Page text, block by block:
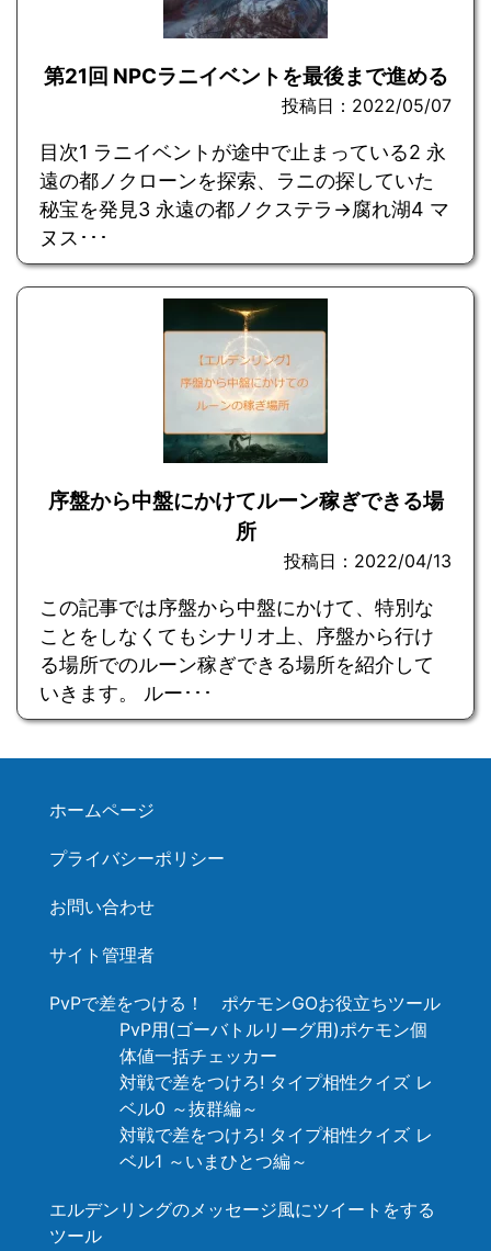
第21回 NPCラニイベントを最後まで進める
投稿日：2022/05/07
目次1 ラニイベントが途中で止まっている2 永
遠の都ノクローンを探索、ラニの探していた
秘宝を発見3 永遠の都ノクステラ→腐れ湖4 マ
ヌス･･･
序盤から中盤にかけてルーン稼ぎできる場
所
投稿日：2022/04/13
この記事では序盤から中盤にかけて、特別な
ことをしなくてもシナリオ上、序盤から行け
る場所でのルーン稼ぎできる場所を紹介して
いきます。 ルー･･･
ホームページ
プライバシーポリシー
お問い合わせ
サイト管理者
PvPで差をつける！ ポケモンGOお役立ちツール
PvP用(ゴーバトルリーグ用)ポケモン個
体値一括チェッカー
対戦で差をつけろ! タイプ相性クイズ レ
ベル0 ～抜群編～
対戦で差をつけろ! タイプ相性クイズ レ
ベル1 ～いまひとつ編～
エルデンリングのメッセージ風にツイートをする
ツール